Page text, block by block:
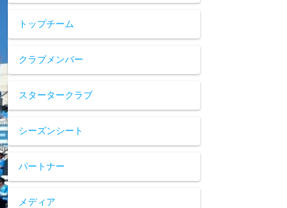
トップチーム
クラブメンバー
スタータークラブ
シーズンシート
パートナー
メディア